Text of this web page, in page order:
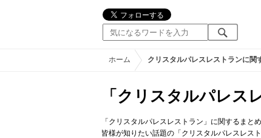
ホーム クリスタルパレスレストランに関
「クリスタルパレス
「クリスタルパレスレストラン」に関するまと
皆様が知りたい話題の「クリスタルパレスレス